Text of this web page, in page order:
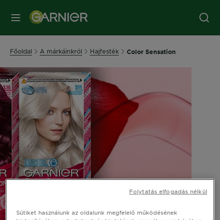
MENÜ
Főoldal A márkáinkról Hajfesték Color Sensation
Sütiket használunk az oldalunk megfelelő működésének
Folytatás elfogadás nélkül